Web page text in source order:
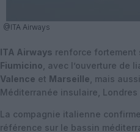
@ITA Airways
ITA Airways renforce fortement
Fiumicino , avec l’ouverture
Valence et Marseille , mais
Méditerranée insulaire,
La compagnie italienne
référence sur le bassin